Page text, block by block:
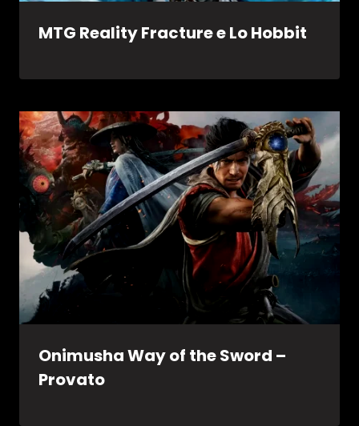
MTG Reality Fracture e Lo Hobbit
Onimusha Way of the Sword –
Provato